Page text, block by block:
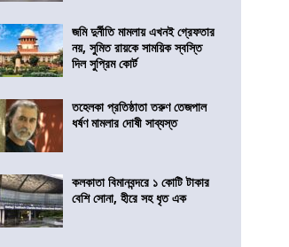
জমি দুর্নীতি মামলায় এখনই গ্রেফতার
নয়, সুমিত রায়কে সাময়িক স্বস্তি
দিল সুপ্রিম কোর্ট
তহেলকা প্রতিষ্ঠাতা তরুণ তেজপাল
ধর্ষণ মামলার দোষী সাব্যস্ত
কলকাতা বিমানবন্দরে ১ কোটি টাকার
বেশি সোনা, হীরে সহ ধৃত এক